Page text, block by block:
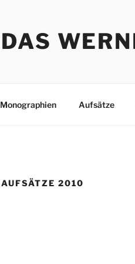
DAS
Monographien Aufsätze
AUFSÄTZE 2010